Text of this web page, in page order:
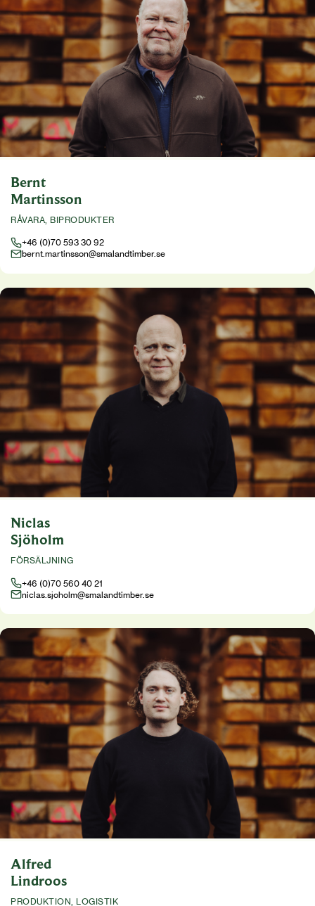
Bernt
Martinsson
RÅVARA, BIPRODUKTER
+46 (0)70 593 30 92
bernt.martinsson@smalandtimber.se
Niclas
Sjöholm
FÖRSÄLJNING
+46 (0)70 560 40 21
niclas.sjoholm@smalandtimber.se
Alfred
Lindroos
PRODUKTION, LOGISTIK